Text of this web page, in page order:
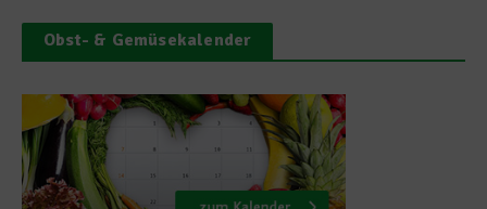
Obst- & Gemüsekalender